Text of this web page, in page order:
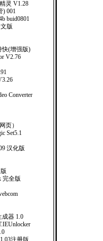
灵 V1.28
) 001
buid0801
版
快(增强版)
V2.76
Converter
页）
Set5.1
汉化版
完全版
器 1.0
注册版